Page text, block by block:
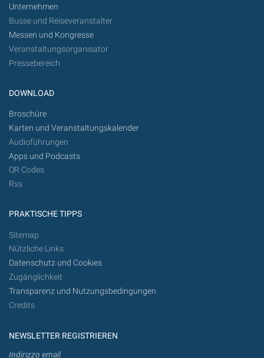
Unternehmen
Busse und Reiseveranstalter
Messen und Kongresse
Veranstaltungsorganisator
Pressebereich
DOWNLOAD
Broschüre
Karten und Veranstaltungskalender
Audioführungen
Apps und Podcasts
QR Codes
Rss
PRAKTISCHE TIPPS
Sitemap
Nützliche Links
Datenschutz und Cookies
Zugänglichkeit
Transparenz und Nutzungsbedingungen
Credits
NEWSLETTER REGISTRIEREN
Indirizzo email